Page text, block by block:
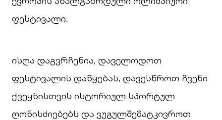
ფესტივალი.
ისღა დაგვრჩენია, დაველოდოთ
ფესტივალის დაწყებას, დავესწროთ ჩვენი
ქვეყნისთვის ისტორიულ სპორტულ
ღონისძიებებს და ვუგულშემატკივროთ